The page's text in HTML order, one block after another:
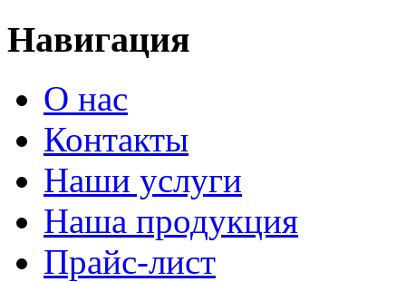
Навигация
О нас
Контакты
Наши услуги
Наша продукция
Прайс-лист